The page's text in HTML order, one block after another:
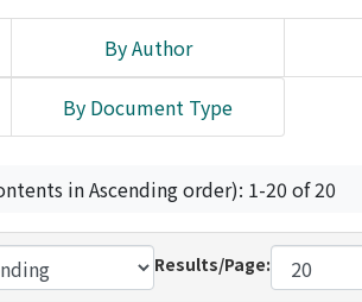
By Author
By Document Type
in Ascending order): 1-20 of 20
Results/Page: